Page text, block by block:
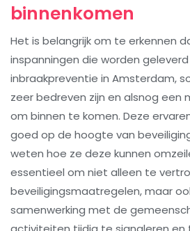
binnenkomen
Het is belangrijk om te erkennen
inspanningen die worden
inbraakpreventie in Amsterdam,
zeer bedreven zijn en alsnog een
om binnen te komen. Deze
goed op de hoogte van
weten hoe ze deze kunnen
essentieel om niet alleen te
beveiligingsmaatregelen, maar
samenwerking met de